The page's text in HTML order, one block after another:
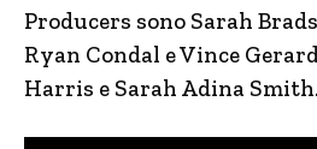
Producers sono Sarah
Ryan Condal e Vince
Harris e Sarah Adina Smith.